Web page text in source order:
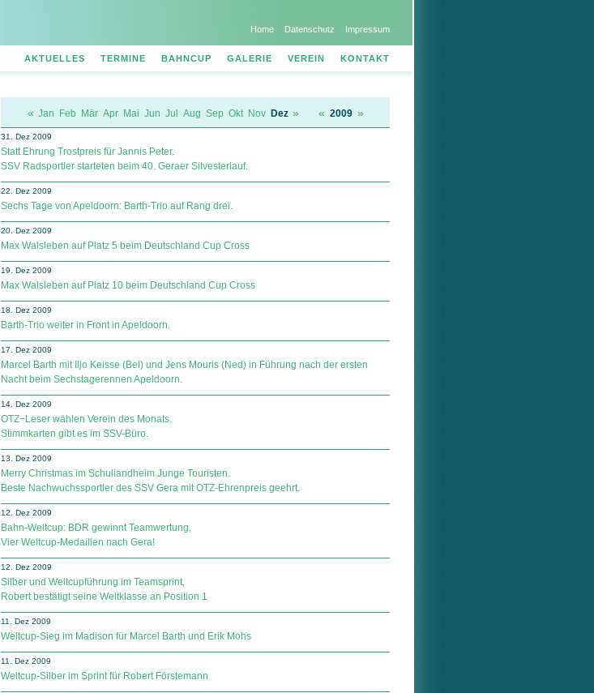
Home Datenschutz Impressum
AKTUELLES TERMINE BAHNCUP GALERIE VEREIN KONTAKT
« Jan Feb Mär Apr Mai Jun Jul Aug Sep Okt Nov Dez » « 2009 »
31. Dez 2009
Statt Ehrung Trostpreis für Jannis Peter.
SSV Radsportler starteten beim 40. Geraer Silvesterlauf.
22. Dez 2009
Sechs Tage von Apeldoorn: Barth-Trio auf Rang drei.
20. Dez 2009
Max Walsleben auf Platz 5 beim Deutschland Cup Cross
19. Dez 2009
Max Walsleben auf Platz 10 beim Deutschland Cup Cross
18. Dez 2009
Barth-Trio weiter in Front in Apeldoorn.
17. Dez 2009
Marcel Barth mit Iljo Keisse (Bel) und Jens Mouris (Ned) in Führung nach der ersten
Nacht beim Sechstagerennen Apeldoorn.
14. Dez 2009
OTZ−Leser wählen Verein des Monats.
Stimmkarten gibt es im SSV-Büro.
13. Dez 2009
Merry Christmas im Schullandheim Junge Touristen.
Beste Nachwuchssportler des SSV Gera mit OTZ-Ehrenpreis geehrt.
12. Dez 2009
Bahn-Weltcup: BDR gewinnt Teamwertung,
Vier Weltcup-Medaillen nach Gera!
12. Dez 2009
Silber und Weltcupführung im Teamsprint,
Robert bestätigt seine Weltklasse an Position 1
11. Dez 2009
Weltcup-Sieg im Madison für Marcel Barth und Erik Mohs
11. Dez 2009
Weltcup-Silber im Sprint für Robert Förstemann